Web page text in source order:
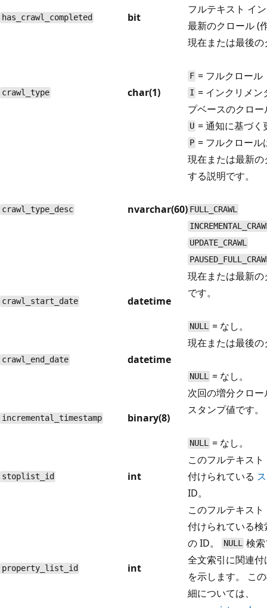
has_crawl_completed bit
フルテキスト イ
最新のクロール (
crawl_type char(1)
現在または最後
F = フルクロール
I = インクリメン
プベースのクロー
U = 通知に基づく
P = フルクロール
crawl_type_desc nvarchar(60)
現在または最新
する説明です。
FULL_CRAWL
UPDATE_CRAWL
crawl_start_date datetime
現在または最新
です。
NULL = なし。
crawl_end_date datetime
現在または最後
NULL = なし。
incremental_timestamp binary(8)
次回の増分クロ
スタンプ値です。
NULL = なし。
stoplist_id int
このフルテキス
付けられている
ID。
property_list_id int
このフルテキス
付けられている
の ID。
NULL 検
全文索引に関連
を示します。 こ
細については、